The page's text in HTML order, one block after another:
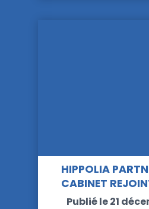
HIPPOLIA
CABINET
Publié le 21